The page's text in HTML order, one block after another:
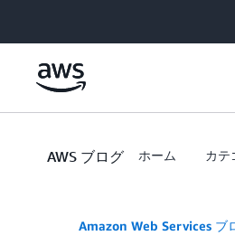
AWS ブログ ホーム カテ
Amazon Web Services ブ